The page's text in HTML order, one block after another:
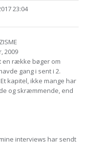
23:04
2009
en række bøger om
gang i sent i 2.
kapitel, ikke mange har
og skræmmende, end
interviews har sendt